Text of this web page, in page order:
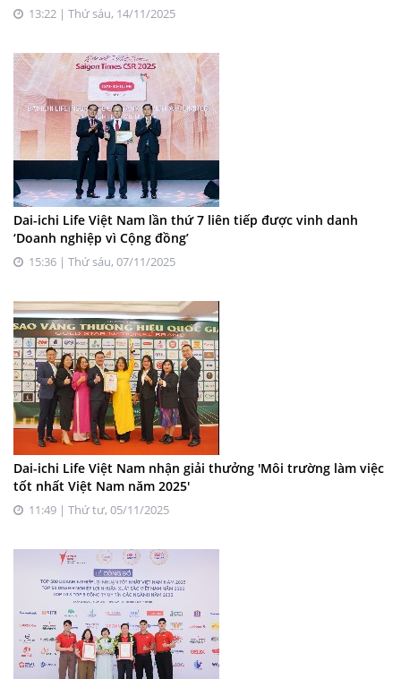
13:22 | Thứ sáu, 14/11/2025
Dai-ichi Life Việt Nam lần thứ 7 liên tiếp được vinh danh
‘Doanh nghiệp vì Cộng đồng’
15:36 | Thứ sáu, 07/11/2025
Dai-ichi Life Việt Nam nhận giải thưởng 'Môi trường làm việc
tốt nhất Việt Nam năm 2025'
11:49 | Thứ tư, 05/11/2025